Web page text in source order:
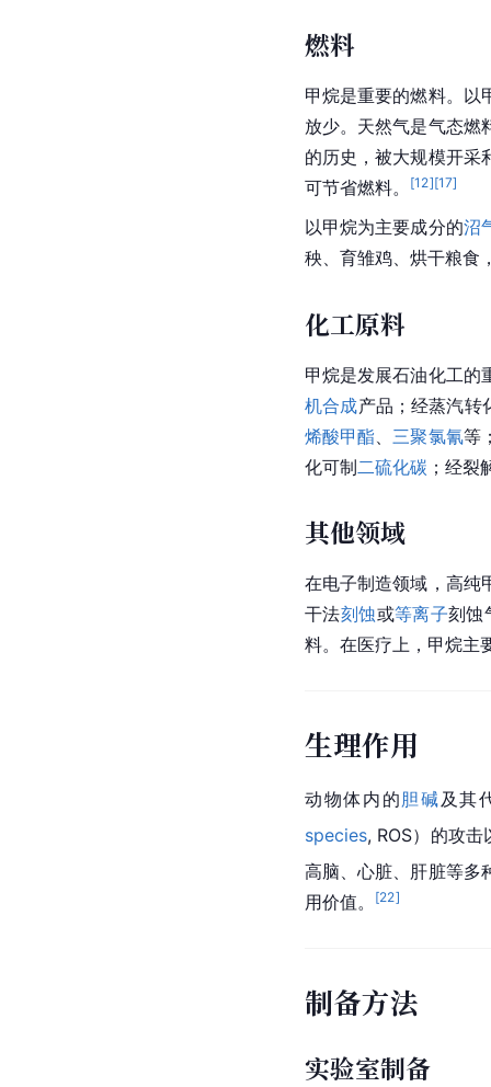
燃料
甲烷是重要的燃料。以
放少。天然气是气态燃
的历史，被大规模开采
可节省燃料。
[12][17]
以甲烷为主要成分的沼
秧、育雏鸡、烘干粮食
化工原料
甲烷是发展石油化工的
机合成产品；经蒸汽转
烯酸甲酯
三聚氯氰等
化可制二硫化碳 ；经裂
其他领域
在电子制造领域，高纯
干法刻蚀或等离子刻蚀
料。在医疗上，甲烷主
生理作用
动物体内的胆碱 及其
species, ROS）的攻
高脑、心脏、肝脏等多
用价值。
[22]
制备方法
实验室制备